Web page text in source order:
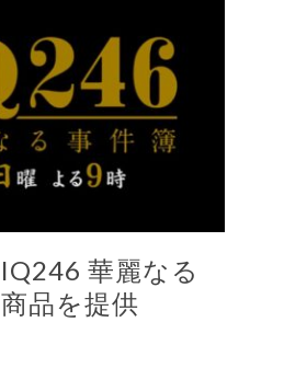
華麗なる
品を提供